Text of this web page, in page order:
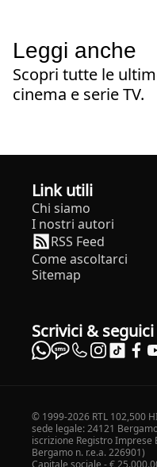
Leggi anche
Scopri tutte le
cinema e serie TV.
Link utili
Chi siamo
I nostri autori
RSS Feed
Come ascoltarci
Sitemap
Scrivici &
© 1999-2026 RTL 102,500
sede legale: 24121
iscrizione Registro Imprese
Bergamo n. r.e.a. 226901)